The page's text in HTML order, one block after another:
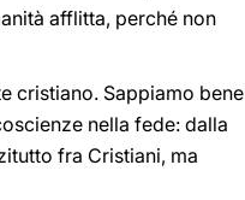
afflitta, perché non
cristiano. Sappiamo bene
nella fede: dalla
fra Cristiani, ma